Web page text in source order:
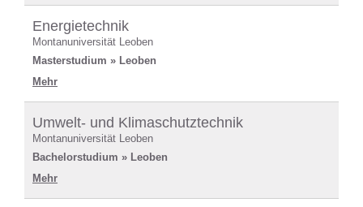
Energietechnik
Montanuniversität Leoben
Masterstudium » Leoben
Mehr
Umwelt- und Klimaschutztechnik
Montanuniversität Leoben
Bachelorstudium » Leoben
Mehr